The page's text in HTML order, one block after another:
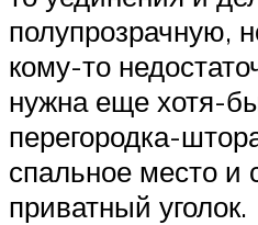
полупрозрачную,
кому-то
нужна еще хотя-
перегородка-
спальное место и
приватный уголок.